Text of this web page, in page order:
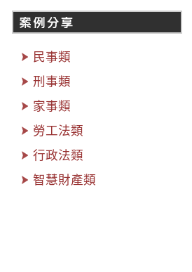
民事類
刑事類
家事類
勞工法類
行政法類
智慧財產類